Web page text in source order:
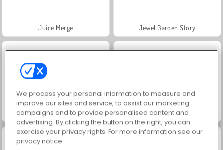
Juice Merge Jewel Garden Story
Masha and the Bear: Meadows Grand Mahjong Connect
We process your personal information to measure and
improve our sites and service, to assist our marketing
campaigns and to provide personalised content and
advertising. By clicking the button on the right, you can
exercise your privacy rights. For more information see our
privacy notice